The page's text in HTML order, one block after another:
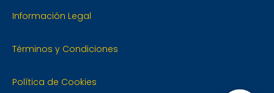
Información Legal
Términos y Condiciones
Política de Cookies